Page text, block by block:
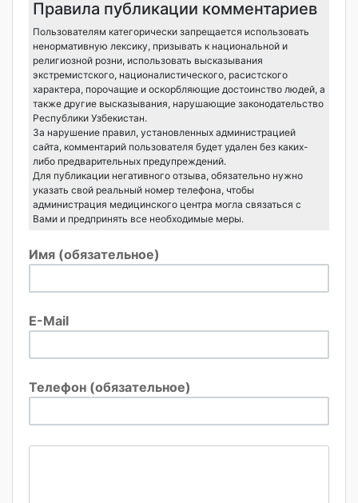
Правила публикации комментариев
Пользователям категорически запрещается использовать
ненормативную лексику, призывать к национальной и
религиозной розни, использовать высказывания
экстремистского, националистического, расистского
характера, порочащие и оскорбляющие достоинство людей, а
также другие высказывания, нарушающие законодательство
Республики Узбекистан.
За нарушение правил, установленных администрацией
сайта, комментарий пользователя будет удален без каких-
либо предварительных предупреждений.
Для публикации негативного отзыва, обязательно нужно
указать свой реальный номер телефона, чтобы
администрация медицинского центра могла связаться с
Вами и предпринять все необходимые меры.
Имя (обязательное)
E-Mail
Телефон (обязательное)